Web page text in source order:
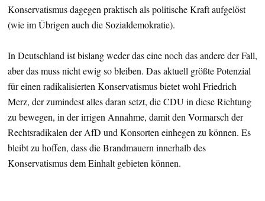
Konservatismus dagegen praktisch als politische Kraft aufgelöst
(wie im Übrigen auch die Sozialdemokratie).
In Deutschland ist bislang weder das eine noch das andere der Fall,
aber das muss nicht ewig so bleiben. Das aktuell größte Potenzial
für einen radikalisierten Konservatismus bietet wohl Friedrich
Merz, der zumindest alles daran setzt, die CDU in diese Richtung
zu bewegen, in der irrigen Annahme, damit den Vormarsch der
Rechtsradikalen der AfD und Konsorten einhegen zu können. Es
bleibt zu hoffen, dass die Brandmauern innerhalb des
Konservatismus dem Einhalt gebieten können.